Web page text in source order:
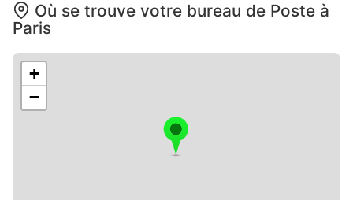
Où se trouve votre bureau de Poste à
Paris
+
−